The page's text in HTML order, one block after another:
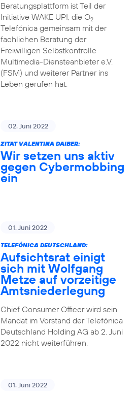
Beratungsplattform ist Teil der
Initiative WAKE UP!, die O2
Telefónica gemeinsam mit der
fachlichen Beratung der
Freiwilligen Selbstkontrolle
Multimedia-Diensteanbieter e.V.
(FSM) und weiterer Partner ins
Leben gerufen hat.
02. Juni 2022
ZITAT VALENTINA DAIBER:
Wir setzen uns aktiv
gegen Cybermobbing
ein
01. Juni 2022
TELEFÓNICA DEUTSCHLAND:
Aufsichtsrat einigt
sich mit Wolfgang
Metze auf vorzeitige
Amtsniederlegung
Chief Consumer Officer wird sein
Mandat im Vorstand der Telefónica
Deutschland Holding AG ab 2. Juni
2022 nicht weiterführen.
01. Juni 2022